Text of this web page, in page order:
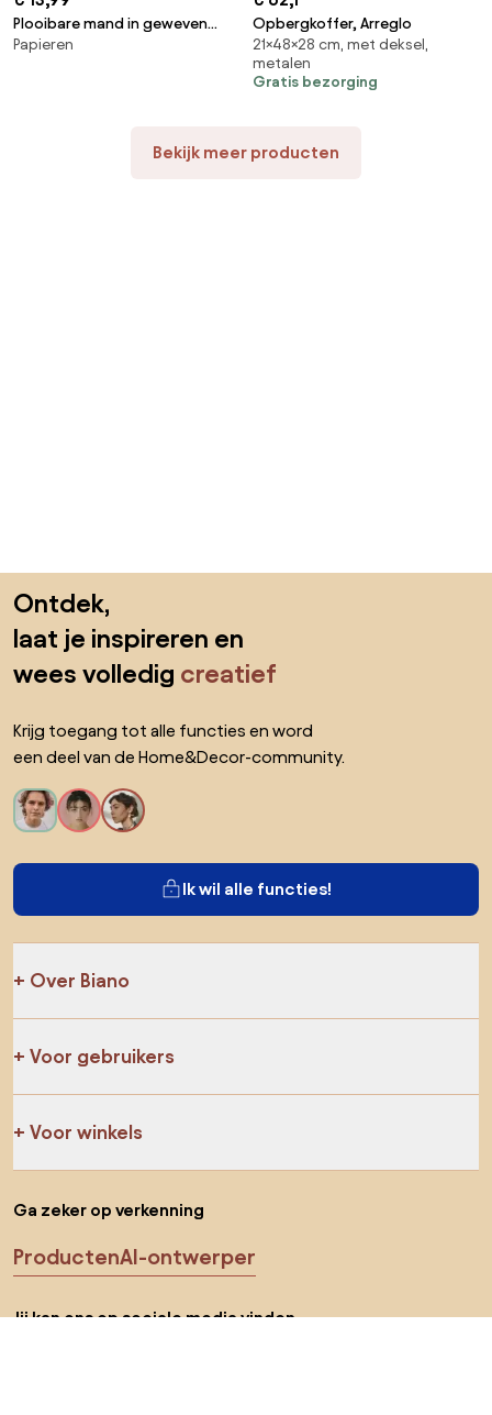
Plooibare mand in geweven
papier, Lahjar
Papieren
Opbergkoffer, Arreglo
21×48×28 cm, met deksel,
metalen
Gratis bezorging
Bekijk meer producten
Ontdek,
laat je inspireren en
wees volledig creatief
Krijg toegang tot alle functies en word
een deel van de Home&Decor-community.
Ik wil alle functies!
Over Biano
Voor gebruikers
Voor winkels
Ga zeker op verkenning
ProductenAI-ontwerper
Jij kan ons op sociale media vinden